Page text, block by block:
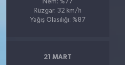
Nem: %77
Rüzgar: 32 km/h
Yağış Olasılığı: %87
21 MART